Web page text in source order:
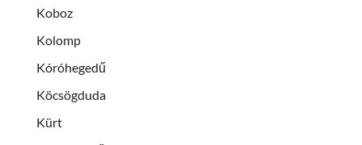
Koboz
Kolomp
Kóróhegedű
Köcsögduda
Kürt